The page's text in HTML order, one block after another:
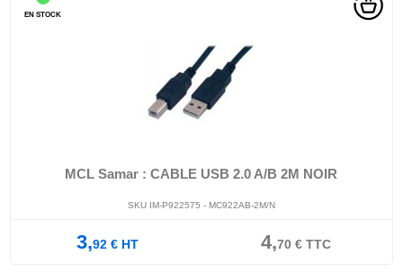
MCL Samar : CABLE USB 2.0 A/B 2M NOIR
SKU IM-P922575 - MC922AB-2M/N
3,92€HT 4,70€TTC
EN STOCK